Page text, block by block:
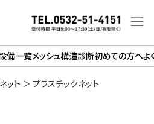
備一覧メッシュ構造診断初めての方へよ
ット ＞ プラスチックネット